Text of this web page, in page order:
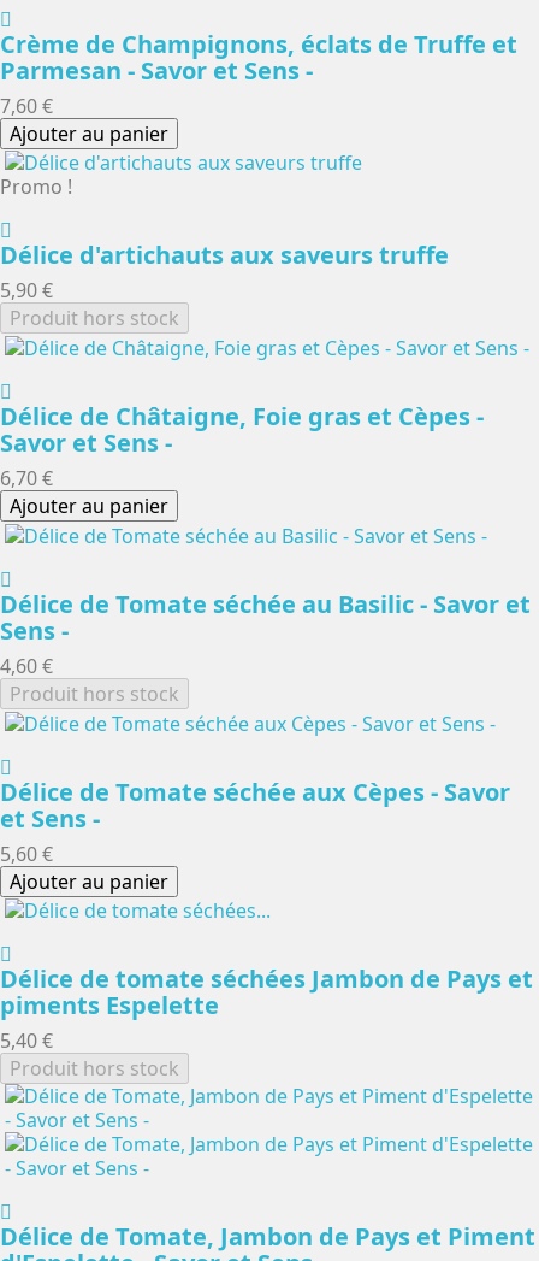
Crème de Champignons, éclats de Truffe et
Parmesan - Savor et Sens -
7,60 €
Ajouter au panier
Promo !
Délice d'artichauts aux saveurs truffe
5,90 €
Produit hors stock
Délice de Châtaigne, Foie gras et Cèpes -
Savor et Sens -
6,70 €
Ajouter au panier
Délice de Tomate séchée au Basilic - Savor et
Sens -
4,60 €
Produit hors stock
Délice de Tomate séchée aux Cèpes - Savor
et Sens -
5,60 €
Ajouter au panier
Délice de tomate séchées Jambon de Pays et
piments Espelette
5,40 €
Produit hors stock
Délice de Tomate, Jambon de Pays et Piment